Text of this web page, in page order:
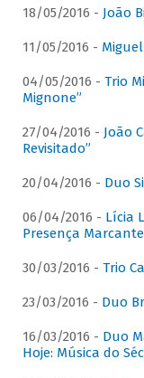
18/05/2016 - João
11/05/2016 -
04/05/2016 - Trio
Mignone”
27/04/2016 - João
Revisitado”
20/04/2016 - Duo
06/04/2016 - Lícia
Presença
30/03/2016 - Trio
23/03/2016 - Duo
16/03/2016 - Duo
Hoje: Música do